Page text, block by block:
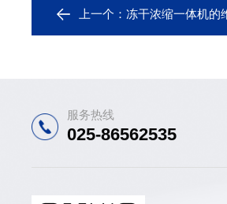
上一个：冻干浓缩一体机的
服务热线
025-86562535